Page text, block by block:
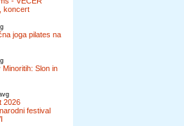
koncert
joga pilates na
Minoritih: Slon in
2026
festival